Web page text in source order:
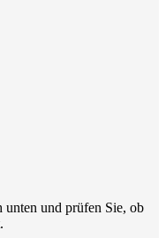
unten und prüfen Sie, ob